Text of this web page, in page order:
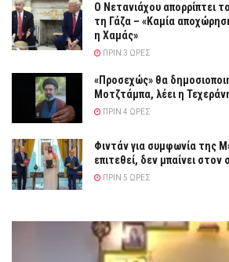
Ο Νετανιάχου απορρίπτει
τη Γάζα – «Καμία
η Χαμάς»
ΠΡΙΝ 3 ΏΡΕΣ
«Προσεχώς» θα
Μοτζτάμπα, λέει η
ΠΡΙΝ 4 ΏΡΕΣ
Φιντάν για συμφωνία της
επιτεθεί, δεν μπαίνει
ΠΡΙΝ 5 ΏΡΕΣ